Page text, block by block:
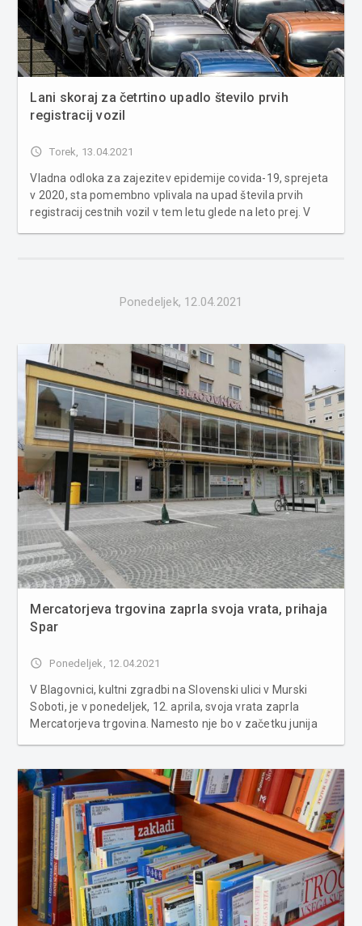
Lani skoraj za četrtino upadlo število prvih
registracij vozil
access_time Torek, 13.04.2021
Vladna odloka za zajezitev epidemije covida-19, sprejeta
v 2020, sta pomembno vplivala na upad števila prvih
registracij cestnih vozil v tem letu glede na leto prej. V
Ponedeljek, 12.04.2021
Mercatorjeva trgovina zaprla svoja vrata, prihaja
Spar
access_time Ponedeljek, 12.04.2021
V Blagovnici, kultni zgradbi na Slovenski ulici v Murski
Soboti, je v ponedeljek, 12. aprila, svoja vrata zaprla
Mercatorjeva trgovina. Namesto nje bo v začetku junija
trgovino. Podjet...